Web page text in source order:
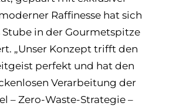
Raffinesse hat sich
in der Gourmetspitze
„Unser Konzept trifft den
perfekt und hat den
Verarbeitung der
– Zero-Waste-Strategie –